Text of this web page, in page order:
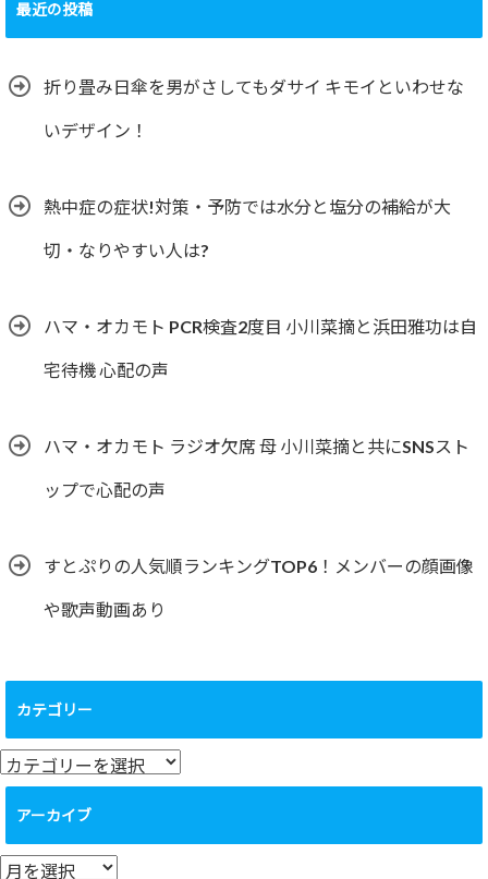
最近の投稿
折り畳み日傘を男がさしてもダサイ キモイといわせな
いデザイン！
熱中症の症状!対策・予防では水分と塩分の補給が大
切・なりやすい人は?
ハマ・オカモト PCR検査2度目 小川菜摘と浜田雅功は自
宅待機 心配の声
ハマ・オカモト ラジオ欠席 母 小川菜摘と共にSNSスト
ップで心配の声
すとぷりの人気順ランキングTOP6！メンバーの顔画像
や歌声動画あり
カテゴリー
カ
テ
リ
ー
アーカイブ
ア